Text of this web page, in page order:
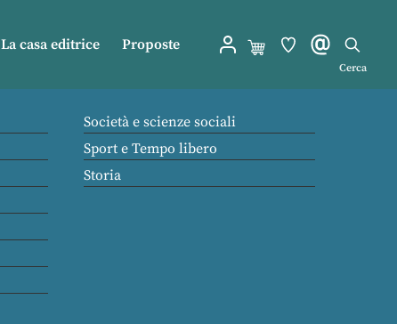
La casa editrice Proposte
Cerca
Società e scienze sociali
Sport e Tempo libero
Storia